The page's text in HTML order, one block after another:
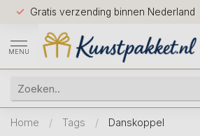
Gratis verzending binnen Nederland
MENU
Home / Tags / Danskoppel